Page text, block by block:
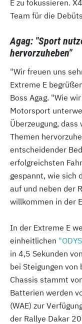
E zu fokussieren.
Team für die
Agag: "Sport
hervorzuheben"
"Wir freuen uns
Extreme E
Boss Agag. "Wie
Motorsport
Überzeugung,
Themen
entscheidender
erfolgreichsten
gespannt, wie sich
auf und neben der
willkommen in der
In der Extreme E
einheitlichen
in 4,5 Sekunden
bei Steigungen von
Chassis stammt
Batterien werden
(WAE) zur
der Rallye Dakar